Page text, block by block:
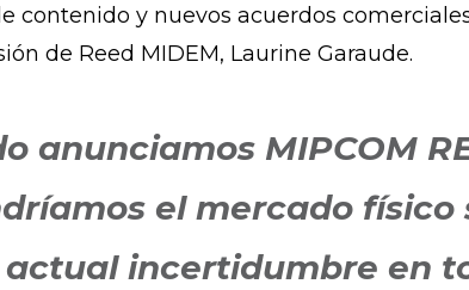
contenido y nuevos acuerdos
de Reed MIDEM, Laurine Garaude.
anunciamos MIPCOM
el mercado físico
incertidumbre en